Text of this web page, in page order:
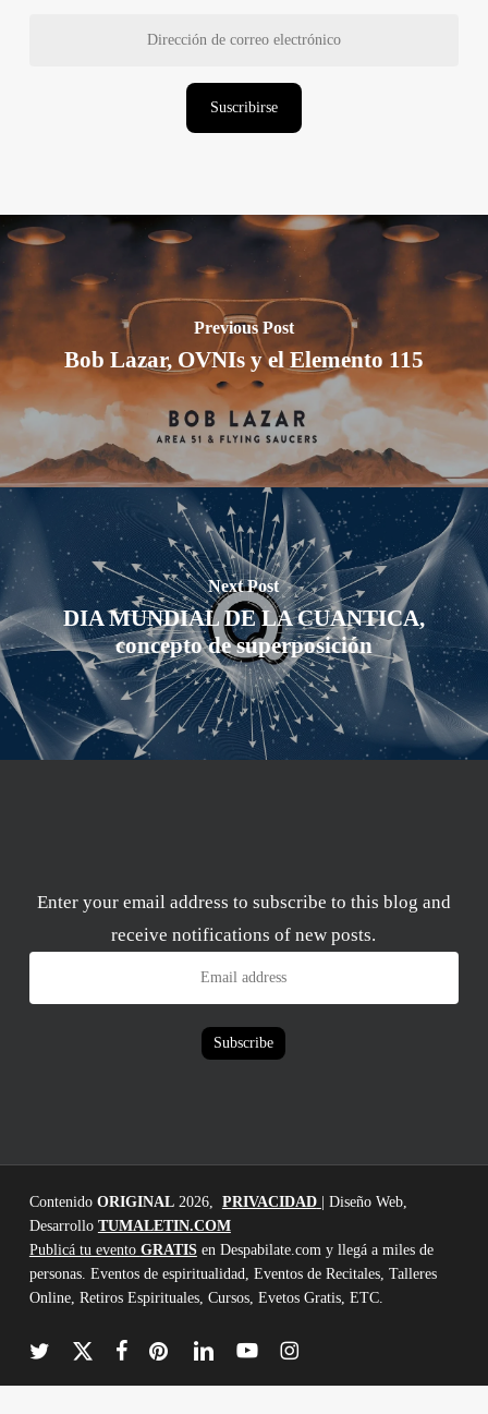
Suscribirse
Previous Post
Bob Lazar, OVNIs y el Elemento 115
Next Post
DIA MUNDIAL DE LA CUANTICA,
concepto de superposición
Enter your email address to subscribe to this blog and
receive notifications of new posts.
Email
Subscribe
Contenido ORIGINAL2026, PRIVACIDAD
| Diseño Web,
Desarrollo TUMALETIN.COM
Publicá tu evento GRATISen Despabilate.com y llegá a miles de
personas. Eventos de espiritualidad, Eventos de Recitales, Talleres
Online, Retiros Espirituales, Cursos, Evetos Gratis, ETC.
twitter
x-
facebookpinterestlinkedinyoutubeinstagram